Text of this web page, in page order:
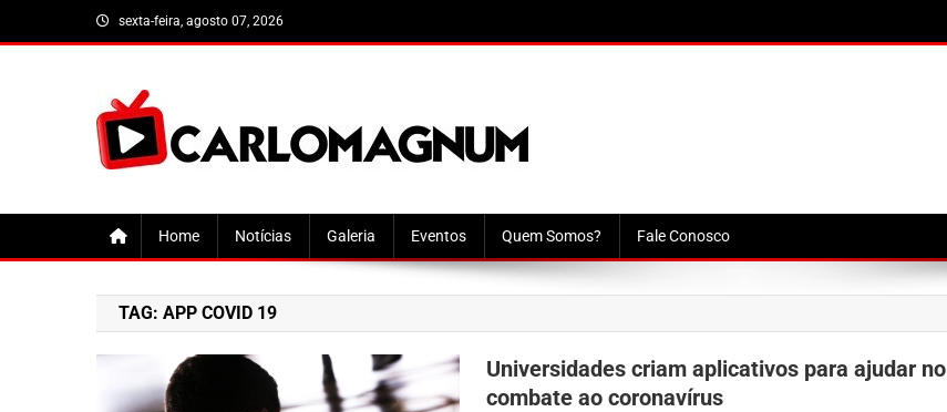
to
sexta-feira, agosto 07, 2026
Home Notícias Galeria Eventos Quem Somos? Fale Conosco
TAG: APP COVID 19
Universidades criam aplicativos para ajudar no
combate ao coronavírus